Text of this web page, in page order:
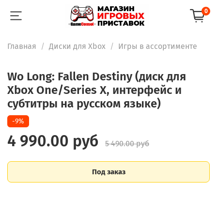
0
Главная Диски для Xbox Игры в ассортименте
Wo Long: Fallen Destiny (диск для
Xbox One/Series X, интерфейс и
субтитры на русском языке)
-9%
4 990.00 руб 5 490.00 руб
Под заказ